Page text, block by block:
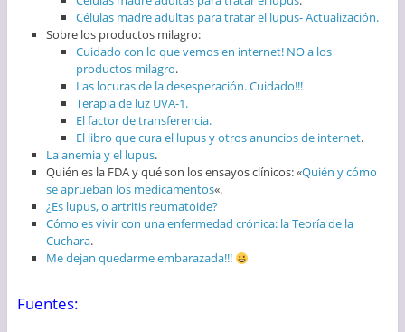
Células madre adultas para tratar el lupus- Actualización.
Sobre los productos milagro:
Cuidado con lo que vemos en internet! NO a los
productos milagro.
Las locuras de la desesperación. Cuidado!!!
Terapia de luz UVA-1.
El factor de transferencia.
El libro que cura el lupus y otros anuncios de internet.
La anemia y el lupus.
Quién es la FDA y qué son los ensayos clínicos: «Quién y cómo
se aprueban los medicamentos«.
¿Es lupus, o artritis reumatoide?
Cómo es vivir con una enfermedad crónica: la Teoría de la
Cuchara.
Me dejan quedarme embarazada!!!
Fuentes: